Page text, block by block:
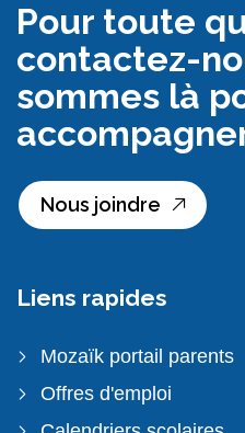
Pour toute
contactez-
sommes là
Nous joindre
Liens rapides
Mozaïk portail parents
Offres d'emploi